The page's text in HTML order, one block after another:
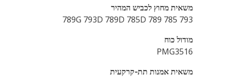
משאית מחוץ לכביש המהיר
789G 793D 789D 785D 789 785 793
מודול כוח
PMG3516
משאית אמנות תת-קרקעית